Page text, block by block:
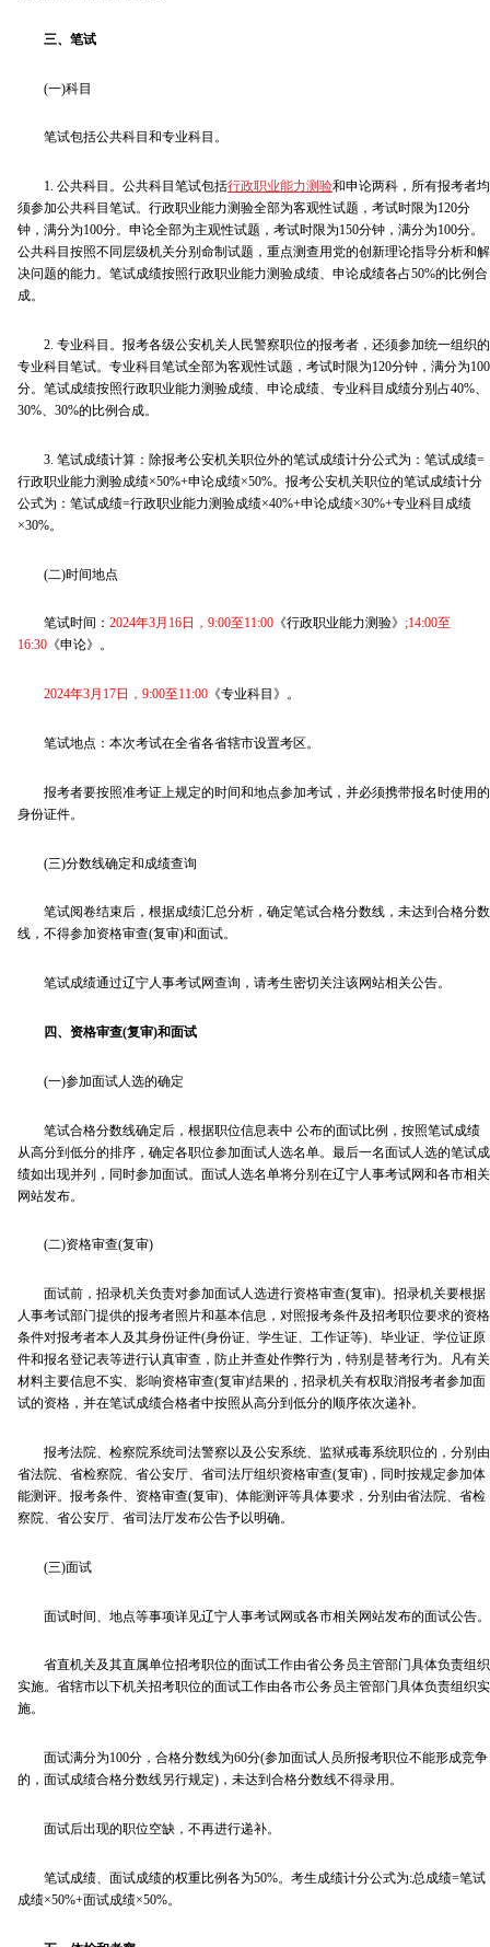
三、笔试
(一)科目
笔试包括公共科目和专业科目。
1. 公共科目。公共科目笔试包括行政职业能力测验和申论两科，所有报考者均
须参加公共科目笔试。行政职业能力测验全部为客观性试题，考试时限为120分
钟，满分为100分。申论全部为主观性试题，考试时限为150分钟，满分为100分。
公共科目按照不同层级机关分别命制试题，重点测查用党的创新理论指导分析和解
决问题的能力。笔试成绩按照行政职业能力测验成绩、申论成绩各占50%的比例合
成。
2. 专业科目。报考各级公安机关人民警察职位的报考者，还须参加统一组织的
专业科目笔试。专业科目笔试全部为客观性试题，考试时限为120分钟，满分为100
分。笔试成绩按照行政职业能力测验成绩、申论成绩、专业科目成绩分别占40%、
30%、30%的比例合成。
3. 笔试成绩计算：除报考公安机关职位外的笔试成绩计分公式为：笔试成绩=
行政职业能力测验成绩×50%+申论成绩×50%。报考公安机关职位的笔试成绩计分
公式为：笔试成绩=行政职业能力测验成绩×40%+申论成绩×30%+专业科目成绩
×30%。
(二)时间地点
笔试时间： 2024年3月16日，9:00至11:00 《行政职业能力测验》 ;14:00至
16:30 《申论》。
2024年3月17日，9:00至11:00 《专业科目》。
笔试地点：本次考试在全省各省辖市设置考区。
报考者要按照准考证上规定的时间和地点参加考试，并必须携带报名时使用的
身份证件。
(三)分数线确定和成绩查询
笔试阅卷结束后，根据成绩汇总分析，确定笔试合格分数线，未达到合格分数
线，不得参加资格审查(复审)和面试。
笔试成绩通过辽宁人事考试网查询，请考生密切关注该网站相关公告。
四、资格审查(复审)和面试
(一)参加面试人选的确定
笔试合格分数线确定后，根据职位信息表中 公布的面试比例，按照笔试成绩
从高分到低分的排序，确定各职位参加面试人选名单。最后一名面试人选的笔试成
绩如出现并列，同时参加面试。面试人选名单将分别在辽宁人事考试网和各市相关
网站发布。
(二)资格审查(复审)
面试前，招录机关负责对参加面试人选进行资格审查(复审)。招录机关要根据
人事考试部门提供的报考者照片和基本信息，对照报考条件及招考职位要求的资格
条件对报考者本人及其身份证件(身份证、学生证、工作证等)、毕业证、学位证原
件和报名登记表等进行认真审查，防止并查处作弊行为，特别是替考行为。凡有关
材料主要信息不实、影响资格审查(复审)结果的，招录机关有权取消报考者参加面
试的资格，并在笔试成绩合格者中按照从高分到低分的顺序依次递补。
报考法院、检察院系统司法警察以及公安系统、监狱戒毒系统职位的，分别由
省法院、省检察院、省公安厅、省司法厅组织资格审查(复审)，同时按规定参加体
能测评。报考条件、资格审查(复审)、体能测评等具体要求，分别由省法院、省检
察院、省公安厅、省司法厅发布公告予以明确。
(三)面试
面试时间、地点等事项详见辽宁人事考试网或各市相关网站发布的面试公告。
省直机关及其直属单位招考职位的面试工作由省公务员主管部门具体负责组织
实施。省辖市以下机关招考职位的面试工作由各市公务员主管部门具体负责组织实
施。
面试满分为100分，合格分数线为60分(参加面试人员所报考职位不能形成竞争
的，面试成绩合格分数线另行规定)，未达到合格分数线不得录用。
面试后出现的职位空缺，不再进行递补。
笔试成绩、面试成绩的权重比例各为50%。考生成绩计分公式为:总成绩=笔试
成绩×50%+面试成绩×50%。